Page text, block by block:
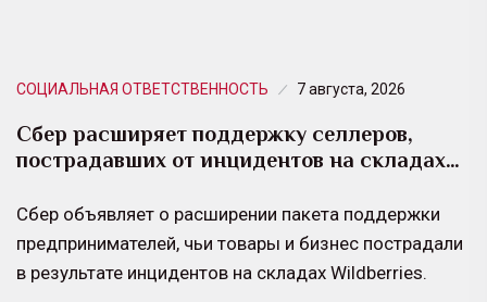
СОЦИАЛЬНАЯ ОТВЕТСТВЕННОСТЬ 7 августа, 2026
Сбер расширяет поддержку селлеров,
пострадавших от инцидентов на складах…
Сбер объявляет о расширении пакета поддержки
предпринимателей, чьи товары и бизнес пострадали
в результате инцидентов на складах Wildberries.